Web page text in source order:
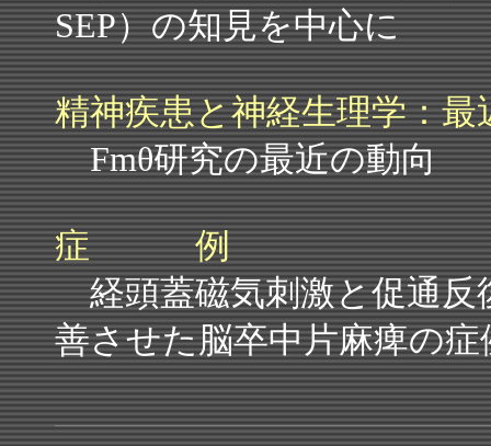
SEP）の知見を中心に
精神疾患と神経生理学：最
Fmθ研究の最近の動
症 例
経頭蓋磁気刺激と促通反
善させた脳卒中片麻痺